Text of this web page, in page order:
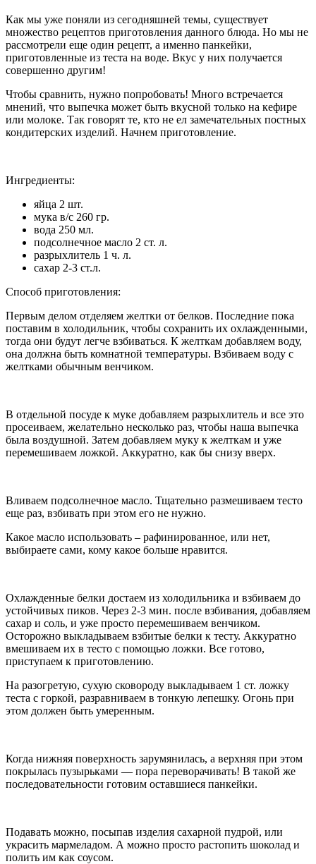
Как мы уже поняли из сегодняшней темы, существует
множество рецептов приготовления данного блюда. Но мы не
рассмотрели еще один рецепт, а именно панкейки,
приготовленные из теста на воде. Вкус у них получается
совершенно другим!
Чтобы сравнить, нужно попробовать! Много встречается
мнений, что выпечка может быть вкусной только на кефире
или молоке. Так говорят те, кто не ел замечательных постных
кондитерских изделий. Начнем приготовление.
Ингредиенты:
яйца 2 шт.
мука в/с 260 гр.
вода 250 мл.
подсолнечное масло 2 ст. л.
разрыхлитель 1 ч. л.
сахар 2-3 ст.л.
Способ приготовления:
Первым делом отделяем желтки от белков. Последние пока
поставим в холодильник, чтобы сохранить их охлажденными,
тогда они будут легче взбиваться. К желткам добавляем воду,
она должна быть комнатной температуры. Взбиваем воду с
желтками обычным венчиком.
В отдельной посуде к муке добавляем разрыхлитель и все это
просеиваем, желательно несколько раз, чтобы наша выпечка
была воздушной. Затем добавляем муку к желткам и уже
перемешиваем ложкой. Аккуратно, как бы снизу вверх.
Вливаем подсолнечное масло. Тщательно размешиваем тесто
еще раз, взбивать при этом его не нужно.
Какое масло использовать – рафинированное, или нет,
выбираете сами, кому какое больше нравится.
Охлажденные белки достаем из холодильника и взбиваем до
устойчивых пиков. Через 2-3 мин. после взбивания, добавляем
сахар и соль, и уже просто перемешиваем венчиком.
Осторожно выкладываем взбитые белки к тесту. Аккуратно
вмешиваем их в тесто с помощью ложки. Все готово,
приступаем к приготовлению.
На разогретую, сухую сковороду выкладываем 1 ст. ложку
теста с горкой, разравниваем в тонкую лепешку. Огонь при
этом должен быть умеренным.
Когда нижняя поверхность зарумянилась, а верхняя при этом
покрылась пузырьками — пора переворачивать! В такой же
последовательности готовим оставшиеся панкейки.
Подавать можно, посыпав изделия сахарной пудрой, или
украсить мармеладом. А можно просто растопить шоколад и
полить им как соусом.